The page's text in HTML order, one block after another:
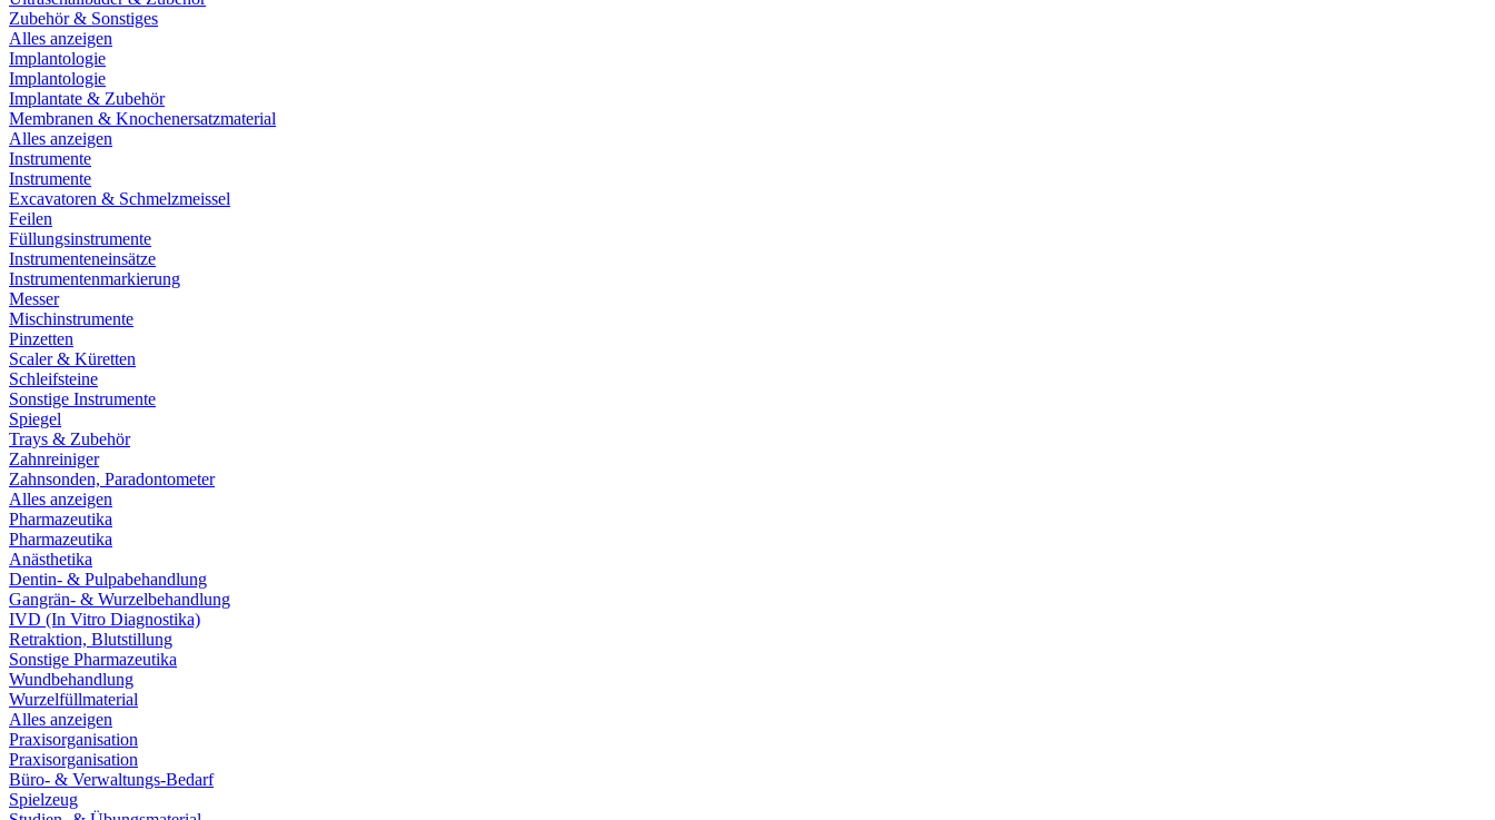
Zubehör & Sonstiges
Alles anzeigen
Implantologie
Implantologie
Implantate & Zubehör
Membranen & Knochenersatzmaterial
Alles anzeigen
Instrumente
Instrumente
Excavatoren & Schmelzmeissel
Feilen
Füllungsinstrumente
Instrumenteneinsätze
Instrumentenmarkierung
Messer
Mischinstrumente
Pinzetten
Scaler & Küretten
Schleifsteine
Sonstige Instrumente
Spiegel
Trays & Zubehör
Zahnreiniger
Zahnsonden, Paradontometer
Alles anzeigen
Pharmazeutika
Pharmazeutika
Anästhetika
Dentin- & Pulpabehandlung
Gangrän- & Wurzelbehandlung
IVD (In Vitro Diagnostika)
Retraktion, Blutstillung
Sonstige Pharmazeutika
Wundbehandlung
Wurzelfüllmaterial
Alles anzeigen
Praxisorganisation
Praxisorganisation
Büro- & Verwaltungs-Bedarf
Spielzeug